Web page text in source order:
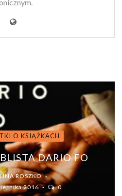
O KSIĄŻKACH
DARIO FO
ROSZKO
2016
0